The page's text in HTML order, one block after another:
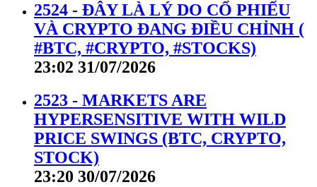
2524 - ĐÂY LÀ LÝ DO CỔ PHIẾU
VÀ CRYPTO ĐANG ĐIỀU CHỈNH (
#BTC, #CRYPTO, #STOCKS)
23:02 31/07/2026
2523 - MARKETS ARE
HYPERSENSITIVE WITH WILD
PRICE SWINGS (BTC, CRYPTO,
STOCK)
23:20 30/07/2026